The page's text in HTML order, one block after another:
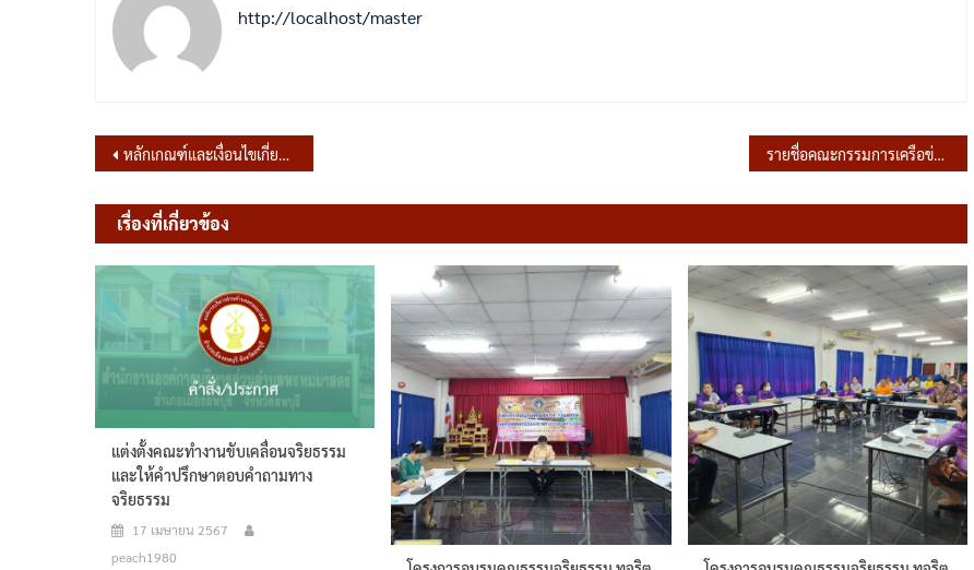
http://localhost/master
แนะแนว
เรื่อง
หลักเกณฑ์และเงื่อนไขเกี่ยวกับการประเมินผลการปฏิบัติงานข้าราชการหรือนพนักงานครูและบุคลากรทางการศึกษาองค์การบริหารส่วนตำบล (ฉบับที่ 2) พ.ศ.2566 รายชื่อคณะกรรมการเครือข่ายอาสาสมัครท้องถิ่นรักษ์โลก
เรื่องที่เกี่ยวข้อง
แต่งตั้งคณะทำงานขับเคลื่อนจริยธรรม
และให้คำปรึกษาตอบคำถามทาง
จริยธรรม
17 เมษายน 2567
peach1980